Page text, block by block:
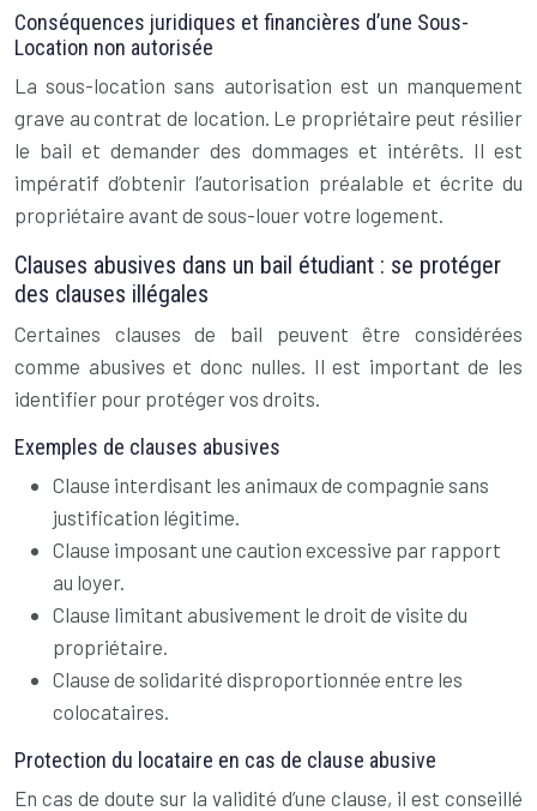
Conséquences juridiques et financières d’une Sous-
Location non autorisée
La sous-location sans autorisation est un manquement
grave au contrat de location. Le propriétaire peut résilier
le bail et demander des dommages et intérêts. Il est
impératif d’obtenir l’autorisation préalable et écrite du
propriétaire avant de sous-louer votre logement.
Clauses abusives dans un bail étudiant : se protéger
des clauses illégales
Certaines clauses de bail peuvent être considérées
comme abusives et donc nulles. Il est important de les
identifier pour protéger vos droits.
Exemples de clauses abusives
Clause interdisant les animaux de compagnie sans
justification légitime.
Clause imposant une caution excessive par rapport
au loyer.
Clause limitant abusivement le droit de visite du
propriétaire.
Clause de solidarité disproportionnée entre les
colocataires.
Protection du locataire en cas de clause abusive
En cas de doute sur la validité d’une clause, il est conseillé